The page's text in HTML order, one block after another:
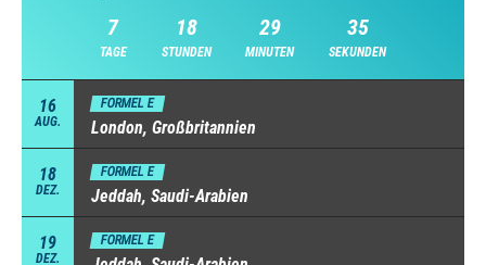
7
TAGE
18
STUNDEN
29
MINUTEN
34
SEKUNDEN
16
AUG.
FORMEL E
London, Großbritannien
18
DEZ.
FORMEL E
Jeddah, Saudi-Arabien
19
DEZ.
FORMEL E